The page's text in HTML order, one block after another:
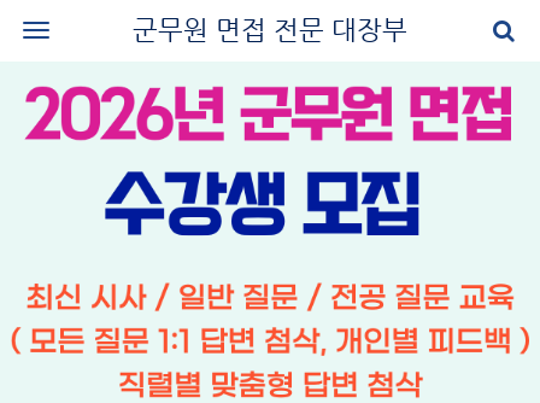
군무원 면접 전문 대장부
로그인
회원가입
나의 강의실
군무원 면접 후기